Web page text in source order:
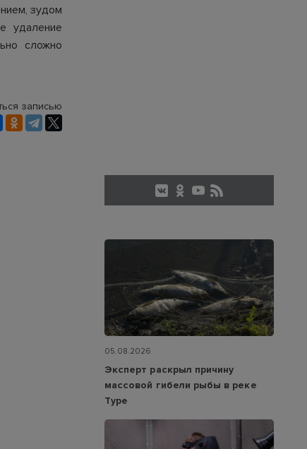
зудом
удаление
сложно
записью
05.08.2026
Эксперт раскрыл причину
массовой гибели рыбы в реке
Туре